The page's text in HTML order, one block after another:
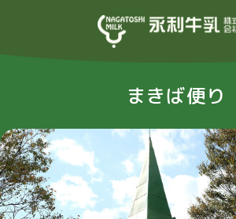
まきば便り